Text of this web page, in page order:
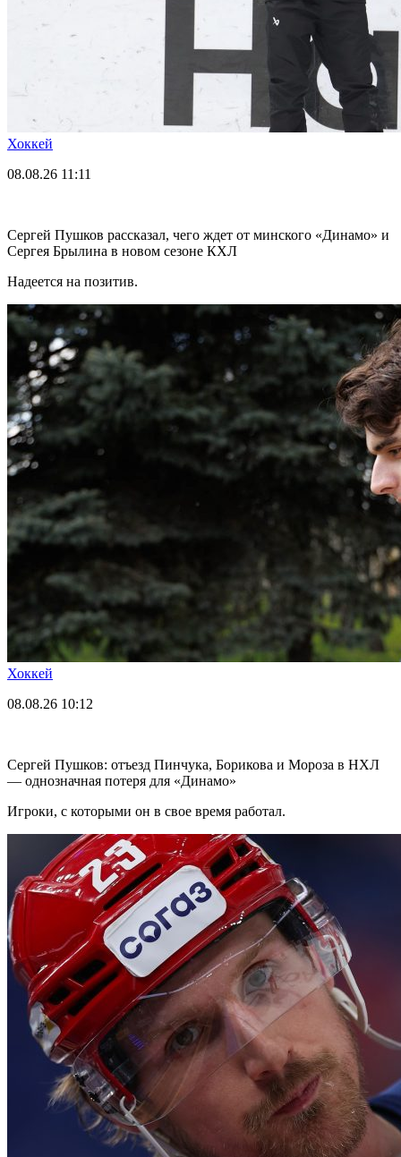
Хоккей
08.08.26 11:11
Сергей Пушков рассказал, чего ждет от минского «Динамо» и
Сергея Брылина в новом сезоне КХЛ
Надеется на позитив.
Хоккей
08.08.26 10:12
Сергей Пушков: отъезд Пинчука, Борикова и Мороза в НХЛ
— однозначная потеря для «Динамо»
Игроки, с которыми он в свое время работал.